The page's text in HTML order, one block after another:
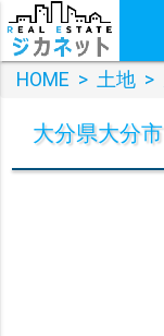
HOME > 土地 >
大分県大分